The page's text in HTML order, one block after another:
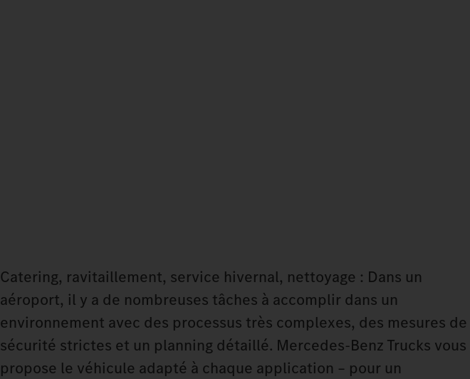
Catering, ravitaillement, service hivernal, nettoyage : Dans un
aéroport, il y a de nombreuses tâches à accomplir dans un
environnement avec des processus très complexes, des mesures de
sécurité strictes et un planning détaillé. Mercedes‑Benz Trucks vous
propose le véhicule adapté à chaque application – pour un